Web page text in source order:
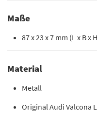
Maße
87 x 23 x 7 mm (L x B x
Material
Metall
Original Audi Valcona